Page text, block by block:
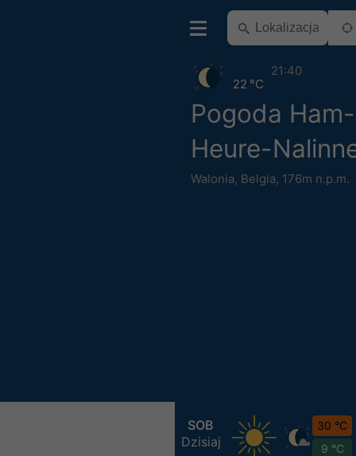
Pogoda
Heure-
Walonia, Belgia, 176m n.p.m.
22 °C
21:40
SOB
Dzisiaj
30 °C
9 °C